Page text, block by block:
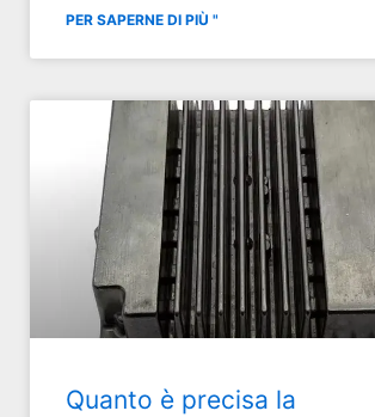
PER SAPERNE DI PIÙ "
Quanto è precisa la